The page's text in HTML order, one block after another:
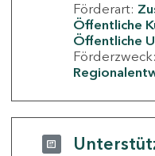
Förderart:
Öffentliche
Öffentliche
Förderzweck: